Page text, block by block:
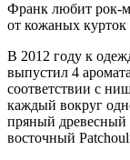
Франк любит рок-
от кожаных
В 2012 году к
выпустил 4
соответствии с
каждый вокруг
пряный древесный
восточный